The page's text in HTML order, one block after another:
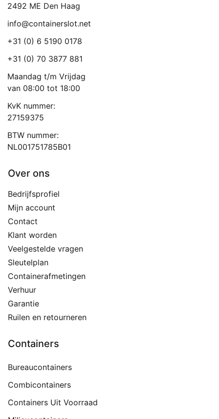
2492 ME Den Haag
info@containerslot.net
+31 (0) 6 5190 0178
+31 (0) 70 3877 881
Maandag t/m Vrijdag
van 08:00 tot 18:00
KvK nummer:
27159375
BTW nummer:
NL001751785B01
Over ons
Bedrijfsprofiel
Mijn account
Contact
Klant worden
Veelgestelde vragen
Sleutelplan
Containerafmetingen
Verhuur
Garantie
Ruilen en retourneren
Containers
Bureaucontainers
Combicontainers
Containers Uit Voorraad